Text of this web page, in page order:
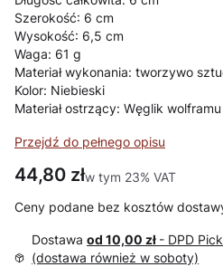
Szerokość: 6 cm
Wysokość: 6,5 cm
Waga: 61 g
Materiał wykonania: tworzywo
Kolor: Niebieski
Materiał ostrzący: Węglik wolframu
Przejdź do pełnego opisu
Cena
44,80 złw tym 23% VAT
w tym 23% VAT
Ceny podane bez kosztów
Dostawaod 10,00 zł - DPD
(dostawa również w soboty)